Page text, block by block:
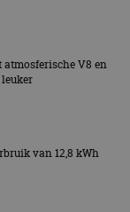
V8 en
van 12,8 kWh
1 jaar
op basis